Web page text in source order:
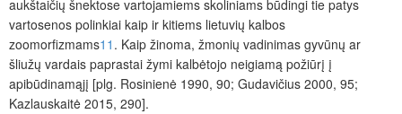
aukštaičių šnektose vartojamiems skoliniams būdingi tie patys
vartosenos polinkiai kaip ir kitiems lietuvių kalbos
zoomorfizmams11 . Kaip žinoma, žmonių vadinimas gyvūnų ar
šliužų vardais paprastai žymi kalbėtojo neigiamą požiūrį į
apibūdinamąjį [plg. Rosinienė 1990, 90; Gudavičius 2000, 95;
Kazlauskaitė 2015, 290].